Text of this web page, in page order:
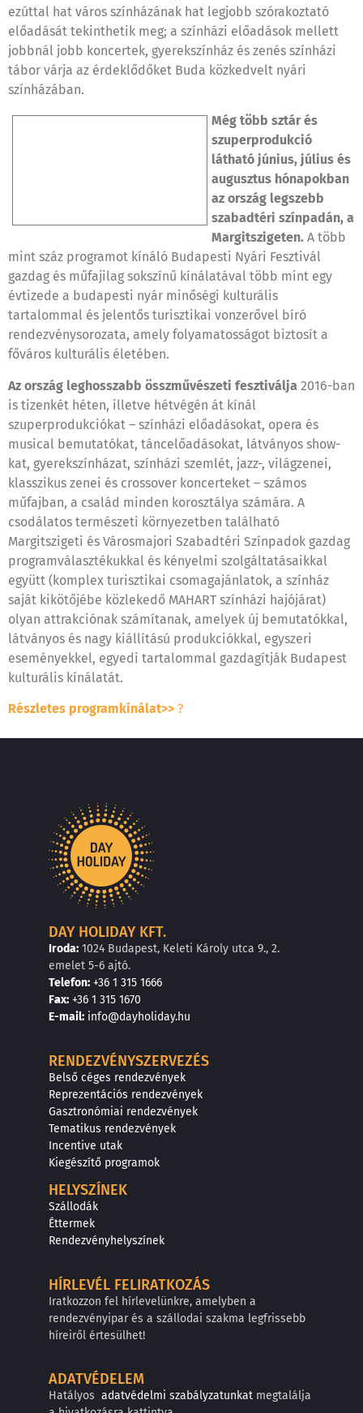
ezúttal hat város színházának hat legjobb szórakoztató
előadását tekinthetik meg; a színházi előadások mellett
jobbnál jobb koncertek, gyerekszínház és zenés színházi
tábor várja az érdeklődőket Buda közkedvelt nyári
színházában.
Még több sztár és
szuperprodukció
látható június, július és
augusztus hónapokban
az ország legszebb
szabadtéri színpadán, a
Margitszigeten. A több
mint száz programot kínáló Budapesti Nyári Fesztivál
gazdag és műfajilag sokszínű kínálatával több mint egy
évtizede a budapesti nyár minőségi kulturális
tartalommal és jelentős turisztikai vonzerővel bíró
rendezvénysorozata, amely folyamatosságot biztosít a
főváros kulturális életében.
Az ország leghosszabb összművészeti fesztiválja 2016-ban
is tizenkét héten, illetve hétvégén át kínál
szuperprodukciókat – színházi előadásokat, opera és
musical bemutatókat, táncelőadásokat, látványos show-
kat, gyerekszínházat, színházi szemlét, jazz-, világzenei,
klasszikus zenei és crossover koncerteket – számos
műfajban, a család minden korosztálya számára. A
csodálatos természeti környezetben található
Margitszigeti és Városmajori Szabadtéri Színpadok gazdag
programválasztékukkal és kényelmi szolgáltatásaikkal
együtt (komplex turisztikai csomagajánlatok, a színház
saját kikötőjébe közlekedő MAHART színházi hajójárat)
olyan attrakciónak számítanak, amelyek új bemutatókkal,
látványos és nagy kiállítású produkciókkal, egyszeri
eseményekkel, egyedi tartalommal gazdagítják Budapest
kulturális kínálatát.
Részletes programkínálat>> ?
DAY HOLIDAY KFT.
Iroda: 1024 Budapest, Keleti Károly utca 9., 2.
emelet 5-6 ajtó.
Telefon: +36 1 315 1666
Fax: +36 1 315 1670
E-mail: info@dayholiday.hu
RENDEZVÉNYSZERVEZÉS
Belső céges rendezvények
Reprezentációs rendezvények
Gasztronómiai rendezvények
Tematikus rendezvények
Incentive utak
Kiegészítő programok
HELYSZÍNEK
Szállodák
Éttermek
Rendezvényhelyszínek
HÍRLEVÉL FELIRATKOZÁS
Iratkozzon fel hírlevelünkre, amelyben a
rendezvényipar és a szállodai szakma legfrissebb
híreiről értesülhet!
ADATVÉDELEM
Hatályos adatvédelmi szabályzatunkat megtalálja